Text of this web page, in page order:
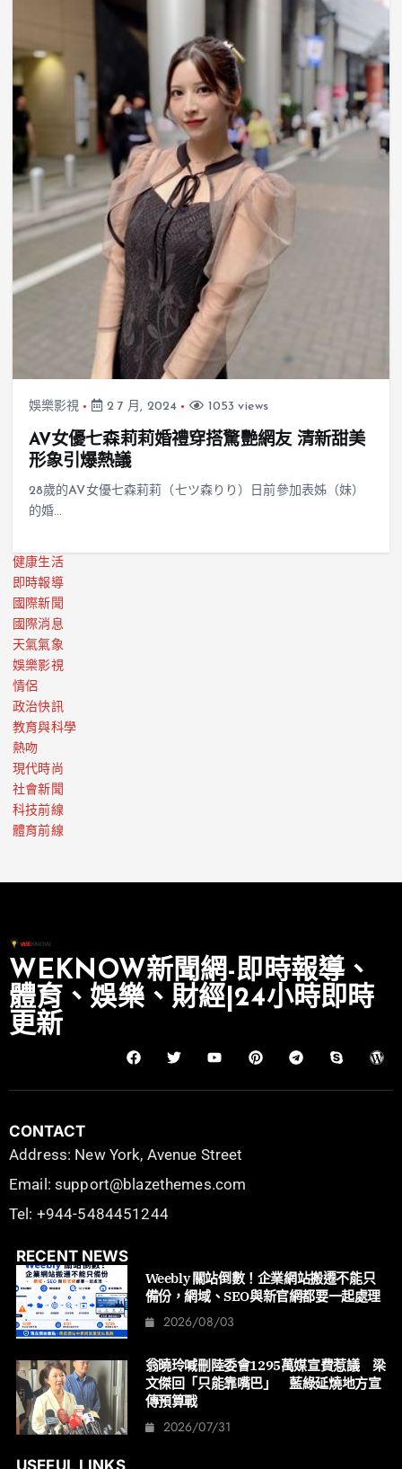
娛樂影視 2 7 月, 2024 1053 views
AV女優七森莉莉婚禮穿搭驚艷網友 清新甜美
形象引爆熱議
28歲的AV女優七森莉莉（七ツ森りり）日前參加表姊（妹）
的婚…
健康生活
即時報導
國際新聞
國際消息
天氣氣象
娛樂影視
情侶
政治快訊
教育與科學
熱吻
現代時尚
社會新聞
科技前線
體育前線
WEKNOW新聞網-即時報導、
體育、娛樂、財經|24小時即時
更新
CONTACT
Address: New York, Avenue Street
Email: support@blazethemes.com
Tel: +944-5484451244
RECENT NEWS
Weebly 關站倒數！企業網站搬遷不能只
備份，網域、SEO與新官網都要一起處理
2026/08/03
翁曉玲喊刪陸委會1295萬媒宣費惹議 梁
文傑回「只能靠嘴巴」 藍綠延燒地方宣
傳預算戰
2026/07/31